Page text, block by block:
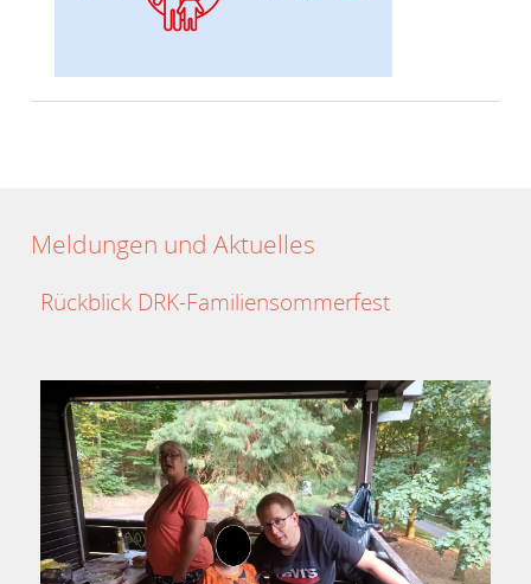
Meldungen und Aktuelles
Rückblick DRK-Familiensommerfest